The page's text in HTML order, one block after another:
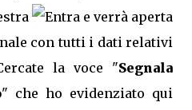
e verrà aperta
con tutti i dati relativi
la voce "Segnala
" che ho evidenziato qui